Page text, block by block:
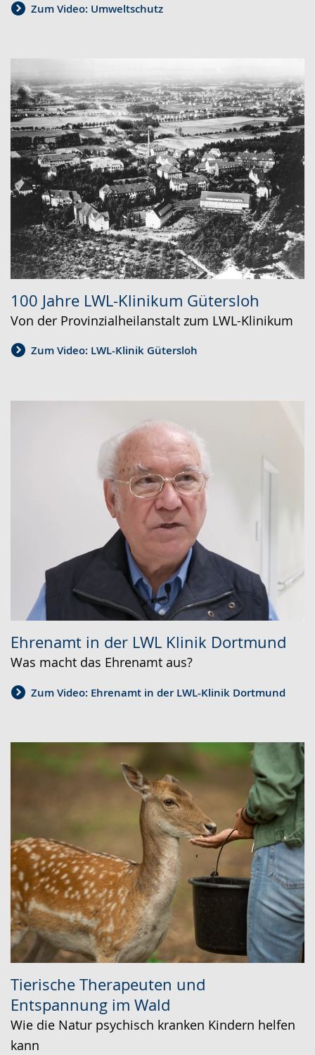
Zum Video: Umweltschutz
100 Jahre LWL-Klinikum Gütersloh
Von der Provinzialheilanstalt zum LWL-Klinikum
Zum Video: LWL-Klinik Gütersloh
Ehrenamt in der LWL Klinik Dortmund
Was macht das Ehrenamt aus?
Zum Video: Ehrenamt in der LWL-Klinik Dortmund
Tierische Therapeuten und
Entspannung im Wald
Wie die Natur psychisch kranken Kindern helfen
kann